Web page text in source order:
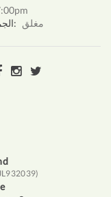
الجمعة, السبت, الأحد & عطلة رسمية: مغلق